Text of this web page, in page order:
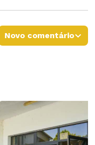
Novo comentário